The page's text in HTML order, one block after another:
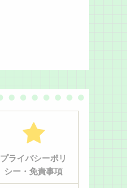
プライバシーポリ
シー・免責事項